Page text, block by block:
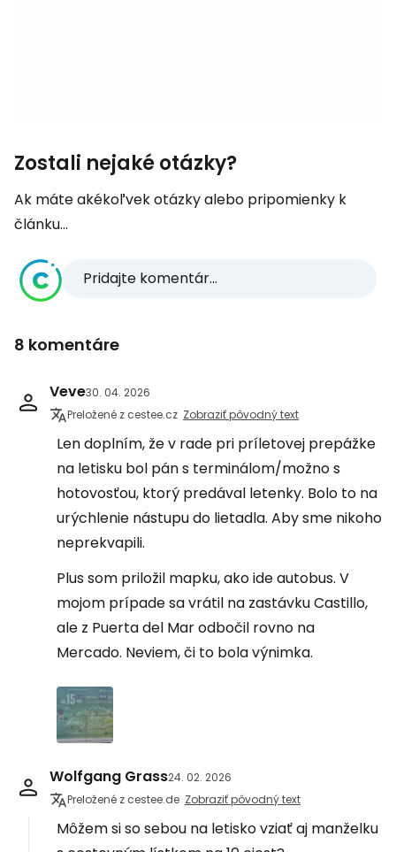
Zostali nejaké otázky?
Ak máte akékoľvek otázky alebo pripomienky k
článku...
Pridajte komentár...
8 komentáre
Veve30. 04. 2026
Preložené z cestee.cz Zobraziť pôvodný text
Len doplním, že v rade pri príletovej prepážke
na letisku bol pán s terminálom/možno s
hotovosťou, ktorý predával letenky. Bolo to na
urýchlenie nástupu do lietadla. Aby sme nikoho
neprekvapili.
Plus som priložil mapku, ako ide autobus. V
mojom prípade sa vrátil na zastávku Castillo,
ale z Puerta del Mar odbočil rovno na
Mercado. Neviem, či to bola výnimka.
Wolfgang Grass24. 02. 2026
Preložené z cestee.de Zobraziť pôvodný text
Môžem si so sebou na letisko vziať aj manželku